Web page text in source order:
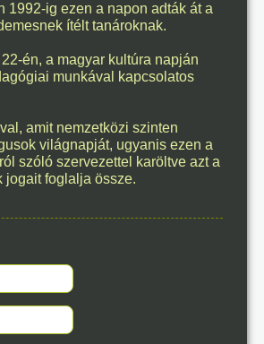
1992-ig ezen a napon adták át a
ítélt tanároknak.
én, a magyar kultúra napján
munkával kapcsolatos
amit nemzetközi szinten
világnapját, ugyanis ezen a
szóló szervezettel karöltve azt a
jogait foglalja össze.